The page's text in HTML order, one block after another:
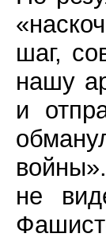
шаг,
нашу
и
не